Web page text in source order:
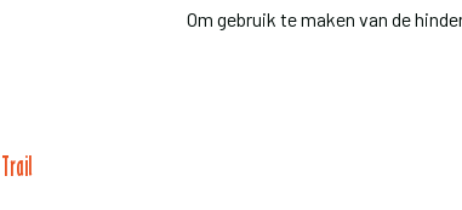
Om gebruik te maken van de
Trail